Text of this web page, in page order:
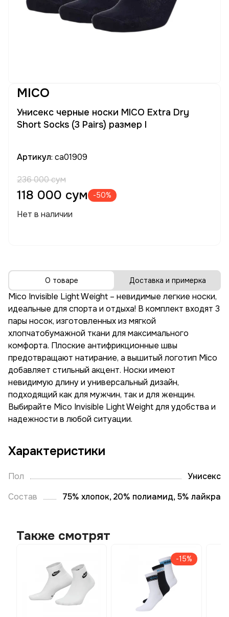
MICO
Унисекс черные носки MICO Extra Dry
Short Socks (3 Pairs) размер l
Артикул: ca01909
236 000 сум
118 000 сум -50%
Нет в наличии
О товаре Доставка и примерка
Mico Invisible Light Weight – невидимые легкие носки,
идеальные для спорта и отдыха! В комплект входят 3
пары носок, изготовленных из мягкой
хлопчатобумажной ткани для максимального
комфорта. Плоские антифрикционные швы
предотвращают натирание, а вышитый логотип Mico
добавляет стильный акцент. Носки имеют
невидимую длину и универсальный дизайн,
подходящий как для мужчин, так и для женщин.
Выбирайте Mico Invisible Light Weight для удобства и
надежности в любой ситуации.
Характеристики
Пол
Унисекс
Состав
75% хлопок, 20% полиамид, 5% лайкра
Также смотрят
-15%